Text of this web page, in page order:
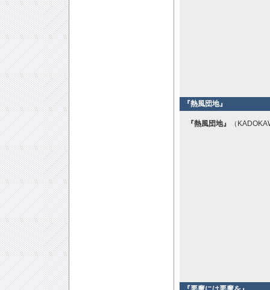
『熱風団地』
『熱風団地』 （